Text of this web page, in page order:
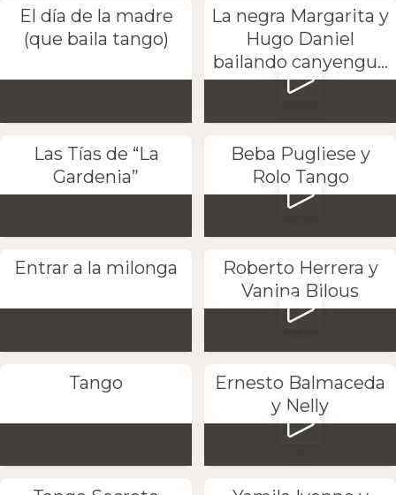
El día de la madre
(que baila tango)
La negra Margarita y
Hugo Daniel
bailando canyengu...
Las Tías de “La
Gardenia”
Beba Pugliese y
Rolo Tango
Entrar a la milonga
Roberto Herrera y
Vanina Bilous
Tango
Ernesto Balmaceda
y Nelly